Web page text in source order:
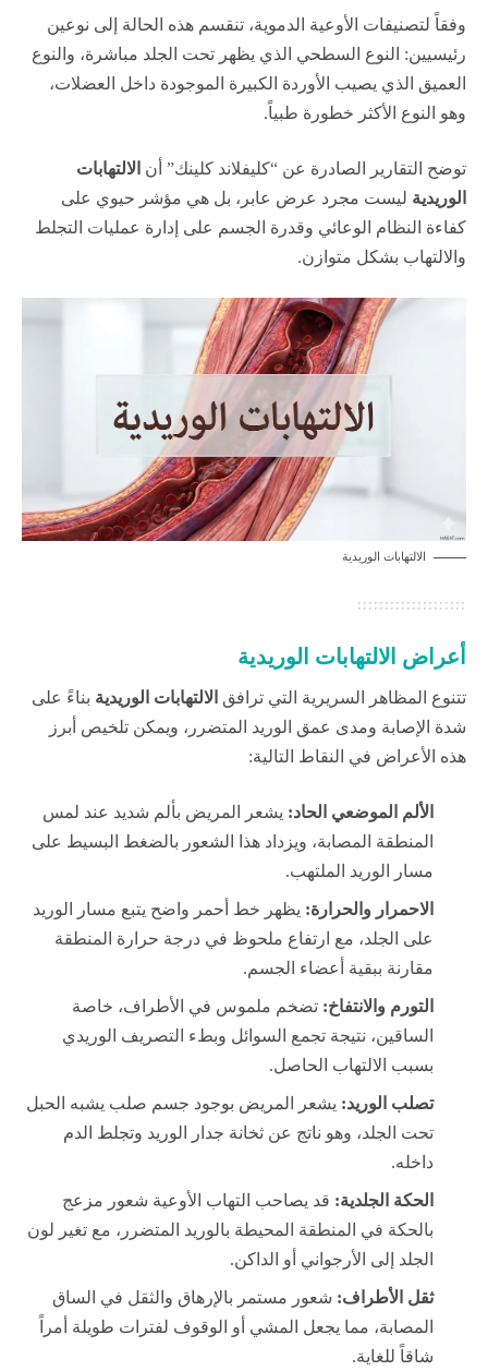
وفقاً لتصنيفات الأوعية الدموية، تنقسم هذه الحالة إلى نوعين
رئيسيين: النوع السطحي الذي يظهر تحت الجلد مباشرة، والنوع
العميق الذي يصيب الأوردة الكبيرة الموجودة داخل العضلات،
وهو النوع الأكثر خطورة طبياً.
توضح التقارير الصادرة عن “كليفلاند كلينك” أن الالتهابات
الوريدية ليست مجرد عرض عابر، بل هي مؤشر حيوي على
كفاءة النظام الوعائي وقدرة الجسم على إدارة عمليات التجلط
والالتهاب بشكل متوازن.
الالتهابات الوريدية
أعراض الالتهابات الوريدية
تتنوع المظاهر السريرية التي ترافق الالتهابات الوريدية بناءً على
شدة الإصابة ومدى عمق الوريد المتضرر، ويمكن تلخيص أبرز
هذه الأعراض في النقاط التالية:
الألم الموضعي الحاد: يشعر المريض بألم شديد عند لمس
المنطقة المصابة، ويزداد هذا الشعور بالضغط البسيط على
مسار الوريد الملتهب.
الاحمرار والحرارة: يظهر خط أحمر واضح يتبع مسار الوريد
على الجلد، مع ارتفاع ملحوظ في درجة حرارة المنطقة
مقارنة ببقية أعضاء الجسم.
التورم والانتفاخ: تضخم ملموس في الأطراف، خاصة
الساقين، نتيجة تجمع السوائل وبطء التصريف الوريدي
بسبب الالتهاب الحاصل.
تصلب الوريد: يشعر المريض بوجود جسم صلب يشبه الحبل
تحت الجلد، وهو ناتج عن ثخانة جدار الوريد وتجلط الدم
داخله.
الحكة الجلدية: قد يصاحب التهاب الأوعية شعور مزعج
بالحكة في المنطقة المحيطة بالوريد المتضرر، مع تغير لون
الجلد إلى الأرجواني أو الداكن.
ثقل الأطراف: شعور مستمر بالإرهاق والثقل في الساق
المصابة، مما يجعل المشي أو الوقوف لفترات طويلة أمراً
شاقاً للغاية.